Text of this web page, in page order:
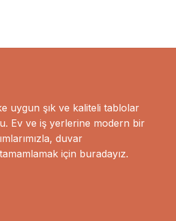
uygun şık ve kaliteli tablolar
Ev ve iş yerlerine modern bir
duvar
için buradayız.